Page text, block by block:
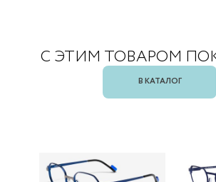
С ЭТИМ ТОВАРОМ
В КАТАЛОГ